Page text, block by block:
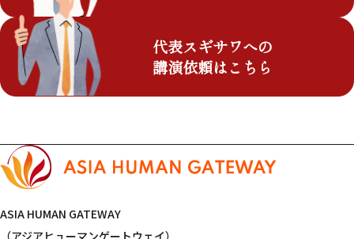
代表スギサワへの
講演依頼はこちら
ASIA HUMAN GATEWAY
（アジアヒューマンゲートウェイ）